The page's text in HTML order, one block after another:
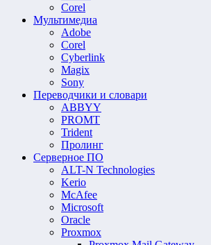
Corel
Мультимедиа
Adobe
Corel
Cyberlink
Magix
Sony
Переводчики и словари
ABBYY
PROMT
Trident
Пролинг
Серверное ПО
ALT-N Technologies
Kerio
McAfee
Microsoft
Oracle
Proxmox